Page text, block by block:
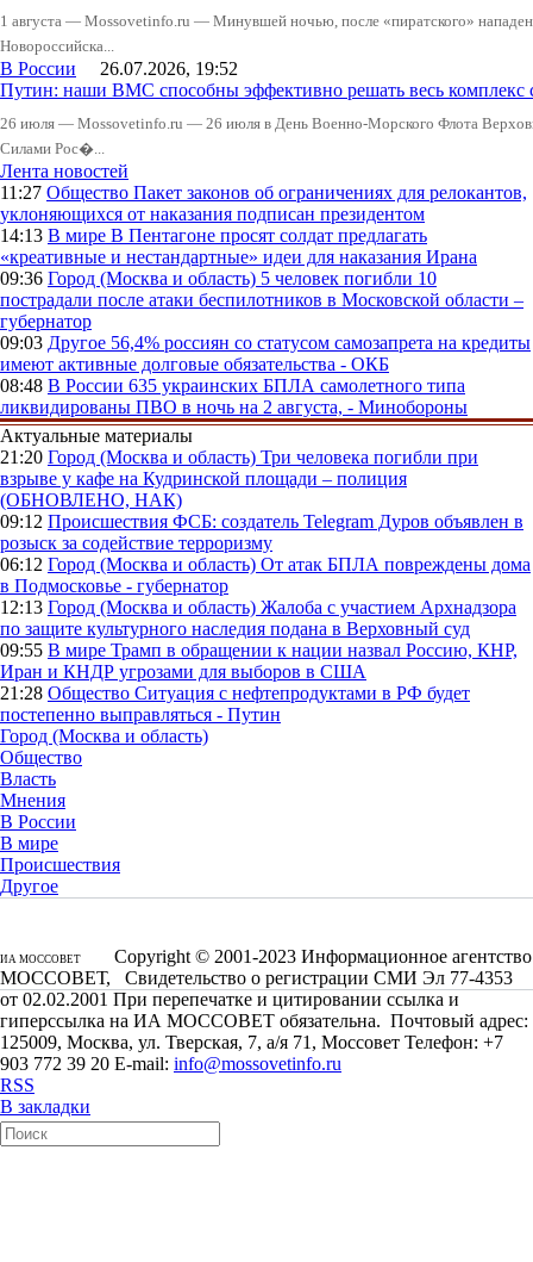
1 августа — Mossovetinfo.ru — Минувшей ночью, после «пиратского»
Новороссийска...
В России 26.07.2026, 19:52
Путин: наши ВМС способны эффективно решать весь комплекс
26 июля — Mossovetinfo.ru — 26 июля в День Военно-Морского Флота
Силами Рос�...
Лента новостей
11:27 Общество Пакет законов об ограничениях для релокантов,
уклоняющихся от наказания подписан президентом
14:13 В мире В Пентагоне просят солдат предлагать
«креативные и нестандартные» идеи для наказания Ирана
09:36 Город (Москва и область) 5 человек погибли 10
пострадали после атаки беспилотников в Московской области –
губернатор
09:03 Другое 56,4% россиян со статусом самозапрета на кредиты
имеют активные долговые обязательства - ОКБ
08:48 В России 635 украинских БПЛА самолетного типа
ликвидированы ПВО в ночь на 2 августа, - Минобороны
Актуальные материалы
21:20 Город (Москва и область) Три человека погибли при
взрыве у кафе на Кудринской площади – полиция
(ОБНОВЛЕНО, НАК)
09:12 Происшествия ФСБ: создатель Telegram Дуров объявлен в
розыск за содействие терроризму
06:12 Город (Москва и область) От атак БПЛА повреждены дома
в Подмосковье - губернатор
12:13 Город (Москва и область) Жалоба с участием Архнадзора
по защите культурного наследия подана в Верховный суд
09:55 В мире Трамп в обращении к нации назвал Россию, КНР,
Иран и КНДР угрозами для выборов в США
21:28 Общество Ситуация с нефтепродуктами в РФ будет
постепенно выправляться - Путин
Город (Москва и область)
Общество
Власть
Мнения
В России
В мире
Происшествия
Другое
ИА МОССОВЕТ
Copyright © 2001-2023 Информационное агентство
МОССОВЕТ, Свидетельство о регистрации СМИ Эл 77-4353
от 02.02.2001 При перепечатке и цитировании ссылка и
гиперссылка на ИА МОССОВЕТ обязательна. Почтовый адрес:
125009, Москва, ул. Тверская, 7, а/я 71, Моссовет Телефон: +7
903 772 39 20 E-mail: info@mossovetinfo.ru
RSS
В закладки